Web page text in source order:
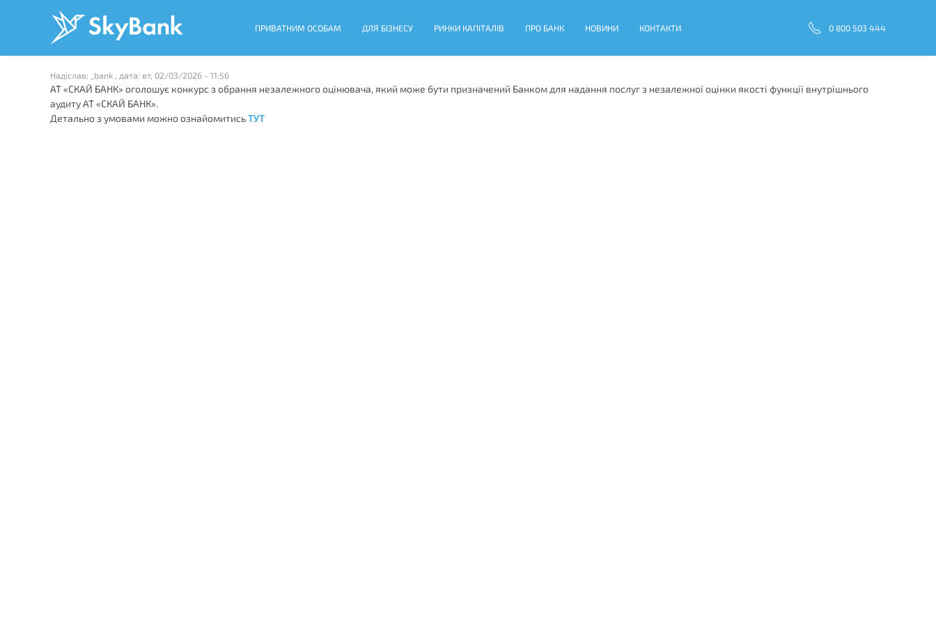
ПРИВАТНИМ ОСОБАМ ДЛЯ БІЗНЕСУ РИНКИ КАПІТАЛІВ ПРО БАНК НОВИНИ КОНТАКТИ 0 800 503 444
Надіслав: _bank , дата: вт, 02/03/2026 - 11:56
АТ «СКАЙ БАНК» оголошує конкурс з обрання незалежного оцінювача, який може бути призначений Банком для надання послуг з незалежної оцінки якості функції внутрішнього
аудиту АТ «СКАЙ БАНК».
Детально з умовами можно ознайомитисьТУТ